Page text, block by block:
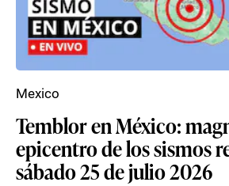
Temblor en México:
epicentro de los sismos
sábado 25 de julio 2026
Mexico